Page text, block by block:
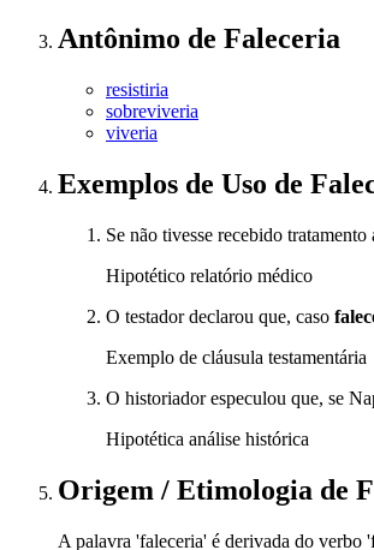
Antônimo de Faleceria
resistiria
sobreviveria
viveria
Exemplos de Uso de
Se não tivesse recebido
Hipotético relatório médico
O testador declarou que, caso
Exemplo de cláusula testamentária
O historiador especulou que, se
Hipotética análise histórica
Origem / Etimologia de
A palavra 'faleceria' é derivada do verbo